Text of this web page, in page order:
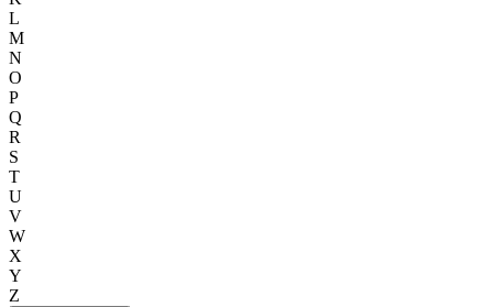
L
M
N
O
P
Q
R
S
T
U
V
W
X
Y
Z